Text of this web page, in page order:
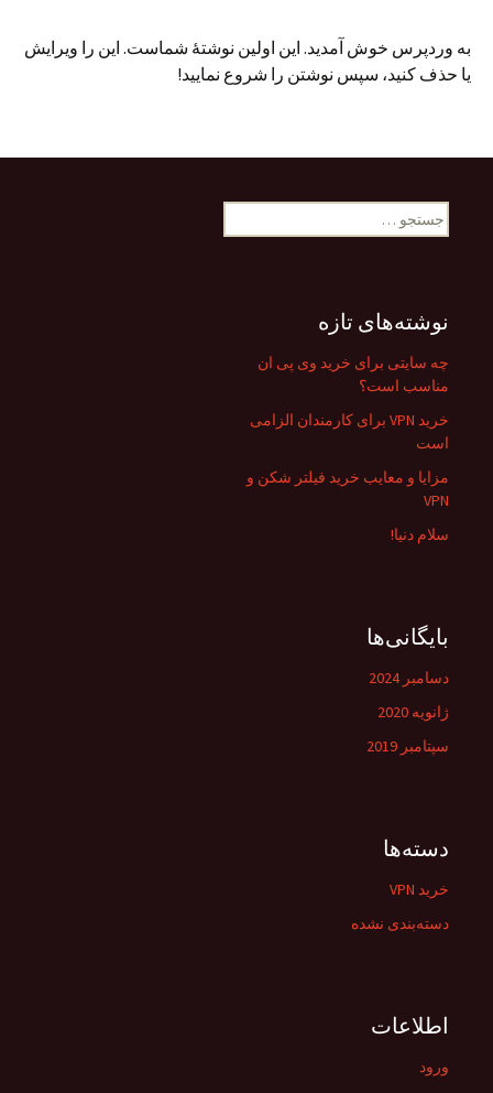
به وردپرس خوش آمدید. این اولین نوشتهٔ شماست. این را ویرایش
یا حذف کنید، سپس نوشتن را شروع نمایید!
برای:
نوشته‌های تازه
چه سایتی برای خرید وی پی ان
مناسب است؟
خرید VPN برای کارمندان الزامی
است
مزایا و معایب خرید فیلتر شکن و
VPN
سلام دنیا!
بایگانی‌ها
دسامبر 2024
ژانویه 2020
سپتامبر 2019
دسته‌ها
خرید VPN
دسته‌بندی نشده
اطلاعات
ورود